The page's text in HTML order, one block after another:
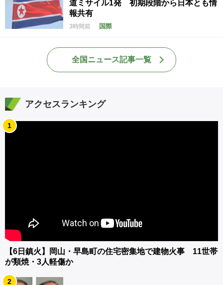
道ミサイル1発 初期段階から日本とも情
報共有
3時間前 国際
全国ニュース記事一覧
アクセスランキング
1
【6日鎮火】岡山・早島町の住宅密集地で建物火事 11世帯
が類焼・3人軽傷か
2